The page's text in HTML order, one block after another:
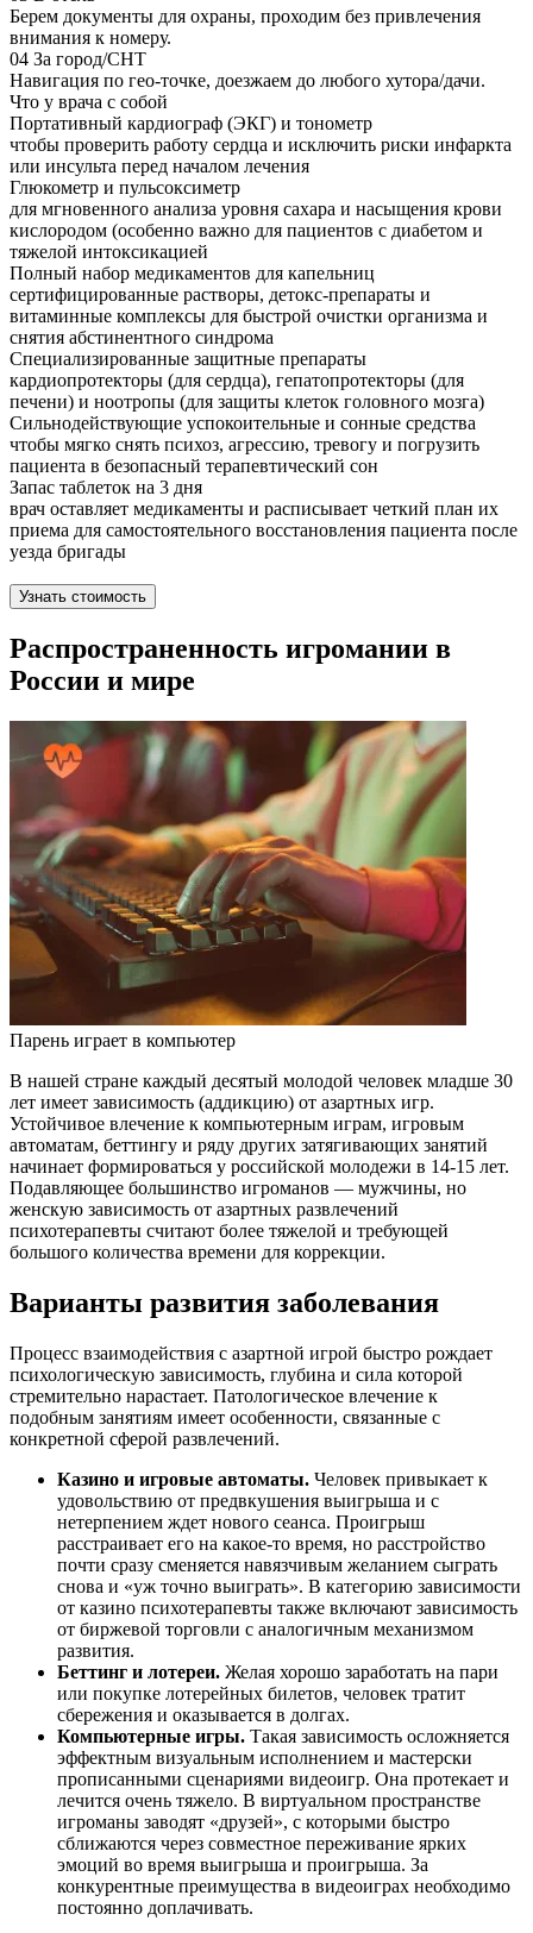
Берем документы для охраны, проходим без привлечения
внимания к номеру.
04 За город/СНТ
Навигация по гео-точке, доезжаем до любого хутора/дачи.
Что у врача с собой
Портативный кардиограф (ЭКГ) и тонометр
чтобы проверить работу сердца и исключить риски инфаркта
или инсульта перед началом лечения
Глюкометр и пульсоксиметр
для мгновенного анализа уровня сахара и насыщения крови
кислородом (особенно важно для пациентов с диабетом и
тяжелой интоксикацией
Полный набор медикаментов для капельниц
сертифицированные растворы, детокс-препараты и
витаминные комплексы для быстрой очистки организма и
снятия абстинентного синдрома
Специализированные защитные препараты
кардиопротекторы (для сердца), гепатопротекторы (для
печени) и ноотропы (для защиты клеток головного мозга)
Сильнодействующие успокоительные и сонные средства
чтобы мягко снять психоз, агрессию, тревогу и погрузить
пациента в безопасный терапевтический сон
Запас таблеток на 3 дня
врач оставляет медикаменты и расписывает четкий план их
приема для самостоятельного восстановления пациента после
уезда бригады
Узнать стоимость
Распространенность игромании в
России и мире
Парень играет в компьютер
В нашей стране каждый десятый молодой человек младше 30
лет имеет зависимость (аддикцию) от азартных игр.
Устойчивое влечение к компьютерным играм, игровым
автоматам, беттингу и ряду других затягивающих занятий
начинает формироваться у российской молодежи в 14-15 лет.
Подавляющее большинство игроманов — мужчины, но
женскую зависимость от азартных развлечений
психотерапевты считают более тяжелой и требующей
большого количества времени для коррекции.
Варианты развития заболевания
Процесс взаимодействия с азартной игрой быстро рождает
психологическую зависимость, глубина и сила которой
стремительно нарастает. Патологическое влечение к
подобным занятиям имеет особенности, связанные с
конкретной сферой развлечений.
Казино и игровые автоматы. Человек привыкает к
удовольствию от предвкушения выигрыша и с
нетерпением ждет нового сеанса. Проигрыш
расстраивает его на какое-то время, но расстройство
почти сразу сменяется навязчивым желанием сыграть
снова и «уж точно выиграть». В категорию зависимости
от казино психотерапевты также включают зависимость
от биржевой торговли с аналогичным механизмом
развития.
Беттинг и лотереи. Желая хорошо заработать на пари
или покупке лотерейных билетов, человек тратит
сбережения и оказывается в долгах.
Компьютерные игры. Такая зависимость осложняется
эффектным визуальным исполнением и мастерски
прописанными сценариями видеоигр. Она протекает и
лечится очень тяжело. В виртуальном пространстве
игроманы заводят «друзей», с которыми быстро
сближаются через совместное переживание ярких
эмоций во время выигрыша и проигрыша. За
конкурентные преимущества в видеоиграх необходимо
постоянно доплачивать.